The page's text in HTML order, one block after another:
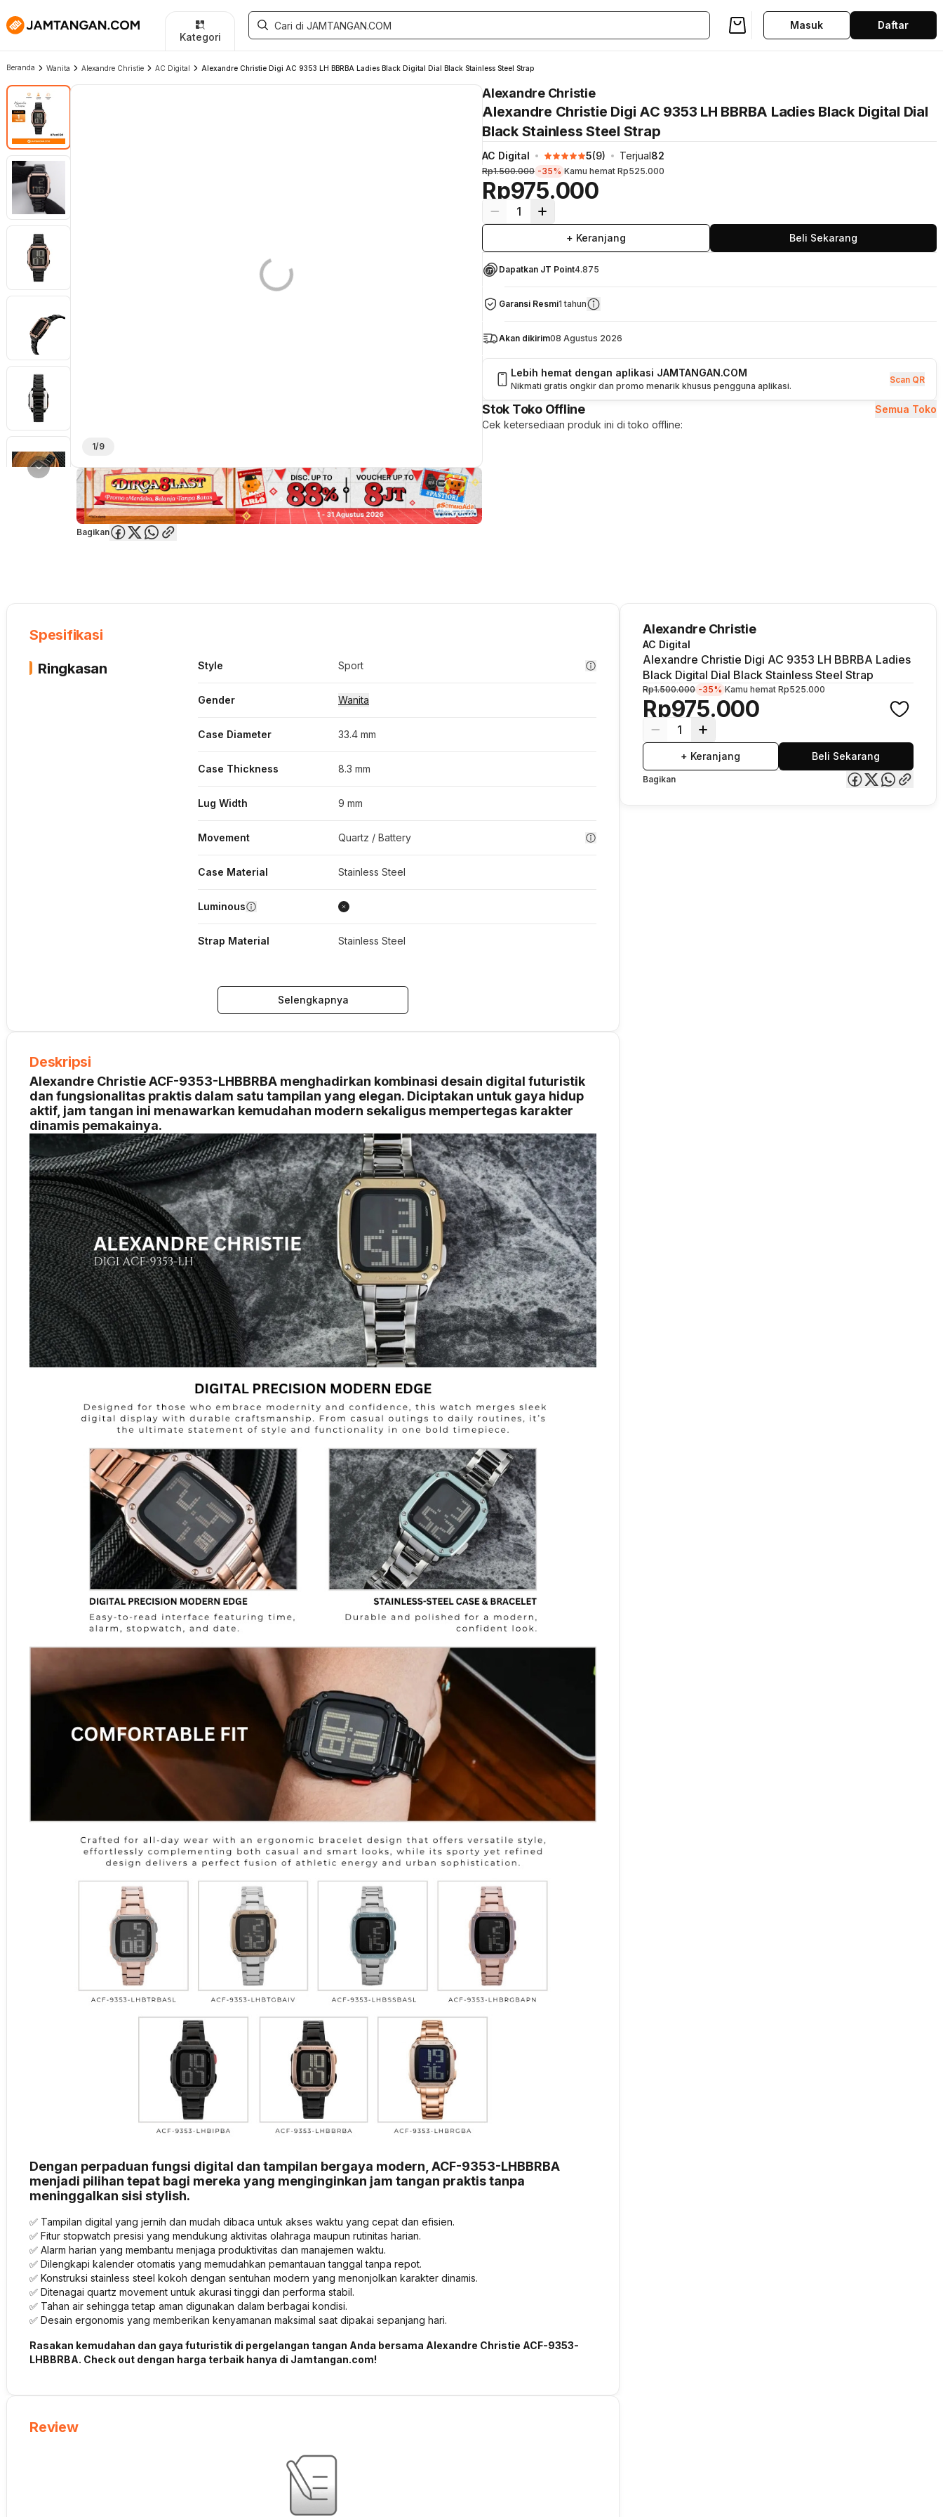
Kategori
Masuk Daftar
Beranda Wanita Alexandre Christie AC Digital Alexandre Christie Digi AC 9353 LH BBRBA Ladies Black Digital Dial Black Stainless Steel Strap
1/9
Bagikan
Alexandre Christie
Alexandre Christie Digi AC 9353 LH BBRBA Ladies Black Digital Dial
Black Stainless Steel Strap
AC Digital 5(9) Terjual82
Rp975.000
Rp1.500.000 -35% Kamu hemat Rp525.000
1
+ Keranjang Beli Sekarang
Dapatkan JT Point4.875
Garansi Resmi1 tahun
Akan dikirim08 Agustus 2026
Lebih hemat dengan aplikasi JAMTANGAN.COM
Nikmati gratis ongkir dan promo menarik khusus pengguna aplikasi.
Scan QR
Stok Toko Offline
Semua Toko
Cek ketersediaan produk ini di toko offline:
Spesifikasi
Ringkasan
Style Sport
Gender Wanita
Case Diameter 33.4 mm
Case Thickness 8.3 mm
Lug Width 9 mm
Movement Quartz / Battery
Case Material Stainless Steel
Luminous
Strap Material Stainless Steel
Selengkapnya
Deskripsi
Alexandre Christie ACF-9353-LHBBRBA menghadirkan kombinasi desain digital futuristik
dan fungsionalitas praktis dalam satu tampilan yang elegan. Diciptakan untuk gaya hidup
aktif, jam tangan ini menawarkan kemudahan modern sekaligus mempertegas karakter
dinamis pemakainya.
Dengan perpaduan fungsi digital dan tampilan bergaya modern, ACF-9353-LHBBRBA
menjadi pilihan tepat bagi mereka yang menginginkan jam tangan praktis tanpa
meninggalkan sisi stylish.
✅ Tampilan digital yang jernih dan mudah dibaca untuk akses waktu yang cepat dan efisien.
✅ Fitur stopwatch presisi yang mendukung aktivitas olahraga maupun rutinitas harian.
✅ Alarm harian yang membantu menjaga produktivitas dan manajemen waktu.
✅ Dilengkapi kalender otomatis yang memudahkan pemantauan tanggal tanpa repot.
✅ Konstruksi stainless steel kokoh dengan sentuhan modern yang menonjolkan karakter dinamis.
✅ Ditenagai quartz movement untuk akurasi tinggi dan performa stabil.
✅ Tahan air sehingga tetap aman digunakan dalam berbagai kondisi.
✅ Desain ergonomis yang memberikan kenyamanan maksimal saat dipakai sepanjang hari.
Rasakan kemudahan dan gaya futuristik di pergelangan tangan Anda bersama Alexandre Christie ACF-9353-
LHBBRBA. Check out dengan harga terbaik hanya di Jamtangan.com!
Review
Alexandre Christie
AC Digital
Alexandre Christie Digi AC 9353 LH BBRBA Ladies
Black Digital Dial Black Stainless Steel Strap
Rp975.000
Rp1.500.000 -35% Kamu hemat Rp525.000
1
+ Keranjang Beli Sekarang
Bagikan